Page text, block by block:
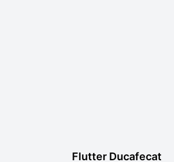
Flutter Ducafecat